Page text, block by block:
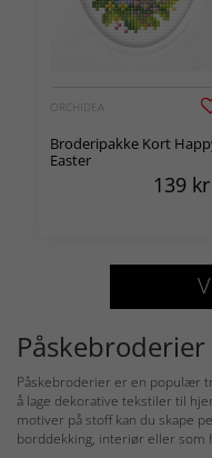
ORCHIDEA
Broderipakke Kort
Easter
139 kr
Påskebroderier
Påskebroderier er en populær
å lage dekorative tekstiler til
motiver på stoff kan du skape
borddekking, interiør eller som